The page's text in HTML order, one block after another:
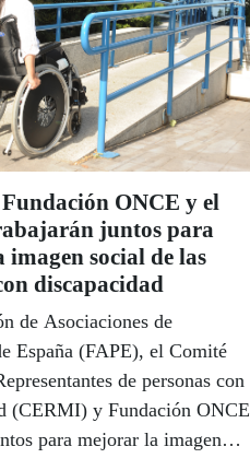
ONCE y el
juntos para
social de las
discapacidad
de Asociaciones de
España (FAPE), el Comité
de personas con
(CERMI) y Fundación ONCE
para mejorar la imagen